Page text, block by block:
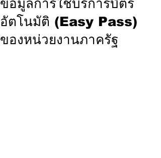
ข้อมูลการใช้บริการบัตร
อัตโนมัติ (Easy Pass)
ของหน่วยงานภาครัฐ